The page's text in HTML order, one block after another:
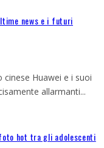
news e i futuri
Huawei e i suoi
allarmanti...
hot tra gli adolescenti